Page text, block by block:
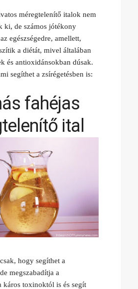
méregtelenítő italok nem
ki, de számos jótékony
egészségedre, amellett,
a diétát, mivel általában
és antioxidánsokban dúsak.
segíthet a zsírégetésben is:
fahéjas
ital
hogy segíthet a
megszabadítja a
káros toxinoktól is és segít